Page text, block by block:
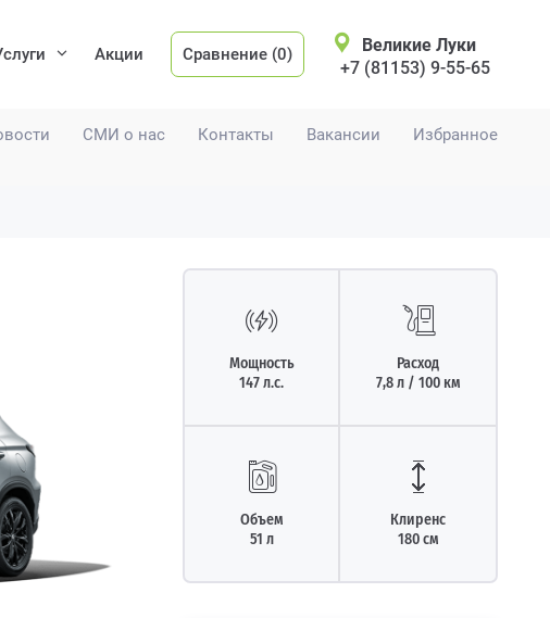
СМИ о нас Контакты Вакансии Избранное
Акции Сравнение (0)
Великие Луки
+7 (81153) 9-55-65
Мощность
147 л.с.
Расход
7,8 л / 100 км
Объем
51 л
Клиренс
180 см